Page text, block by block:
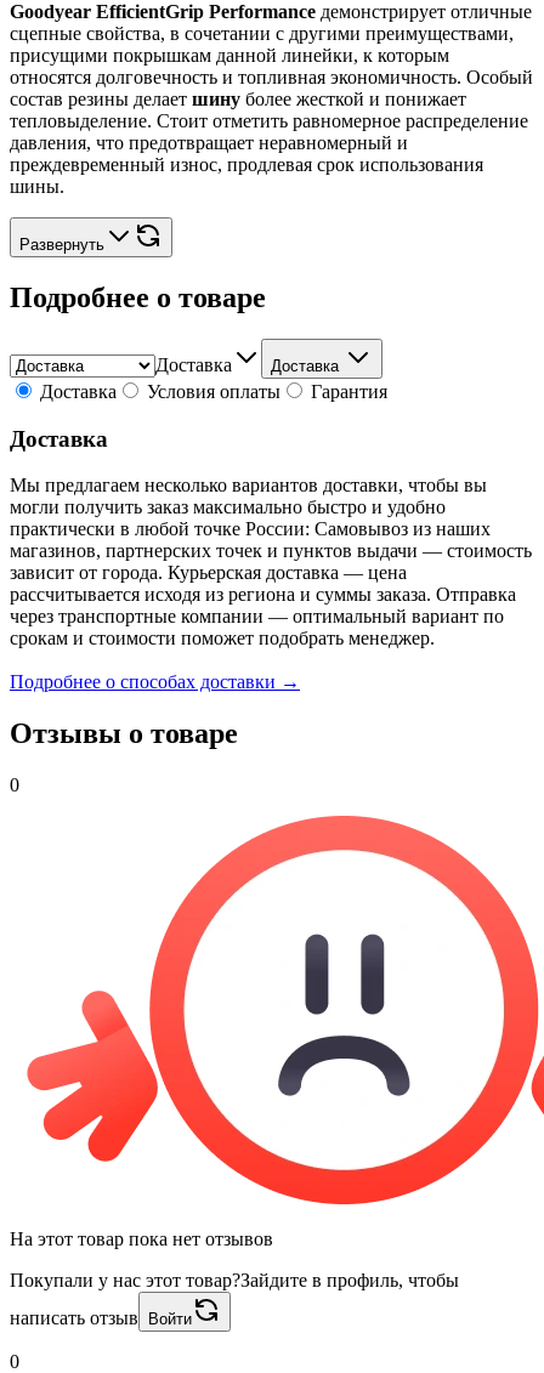
Goodyear EfficientGrip Performance демонстрирует отличные
сцепные свойства, в сочетании с другими преимуществами,
присущими покрышкам данной линейки, к которым
относятся долговечность и топливная экономичность. Особый
состав резины делает шину более жесткой и понижает
тепловыделение. Стоит отметить равномерное распределение
давления, что предотвращает неравномерный и
преждевременный износ, продлевая срок использования
шины.
Развернуть
Подробнее о товаре
Доставка Доставка
Доставка Условия оплаты Гарантия
Доставка
Мы предлагаем несколько вариантов доставки, чтобы вы
могли получить заказ максимально быстро и удобно
практически в любой точке России: Самовывоз из наших
магазинов, партнерских точек и пунктов выдачи — стоимость
зависит от города. Курьерская доставка — цена
рассчитывается исходя из региона и суммы заказа. Отправка
через транспортные компании — оптимальный вариант по
срокам и стоимости поможет подобрать менеджер.
Подробнее о способах доставки →
Отзывы о товаре
0
На этот товар пока нет отзывов
Покупали у нас этот товар?Зайдите в профиль, чтобы
написать отзыв
Войти
0